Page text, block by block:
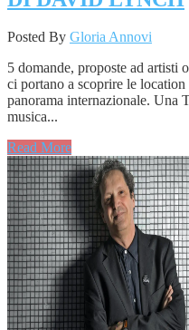
Posted By Gloria Annovi
5 domande, proposte ad artisti
ci portano a scoprire le
panorama internazionale. Una
musica...
Read More